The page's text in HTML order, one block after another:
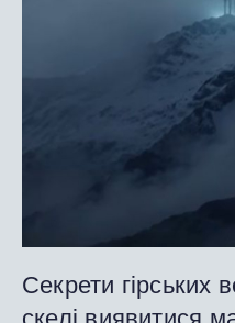
Секрети гірських